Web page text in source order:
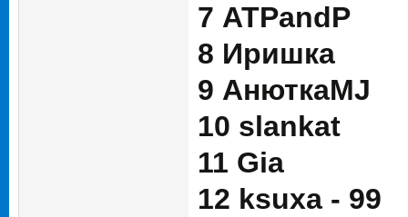
7 ATPandP
8 Иришка
9 АнюткаMJ
10 slankat
11 Gia
12 ksuxa - 99